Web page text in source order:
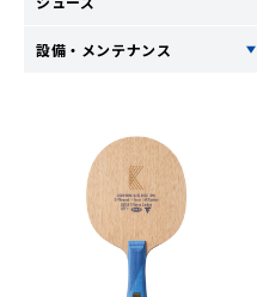
設備・メンテナンス